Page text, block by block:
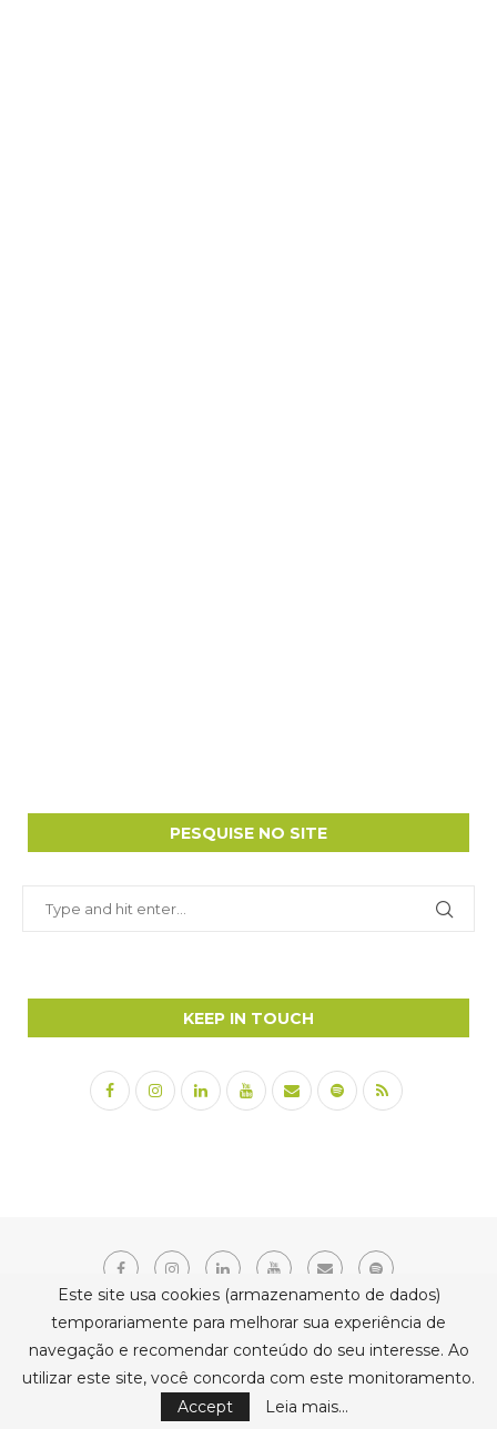
PESQUISE NO SITE
KEEP IN TOUCH
Copyright © 2021 Erika Belmonte. Todos os direitos reservados.
BACK TO TOP
Este site usa cookies (armazenamento de dados)
temporariamente para melhorar sua experiência de
navegação e recomendar conteúdo do seu interesse. Ao
utilizar este site, você concorda com este monitoramento.
Accept
Leia mais...